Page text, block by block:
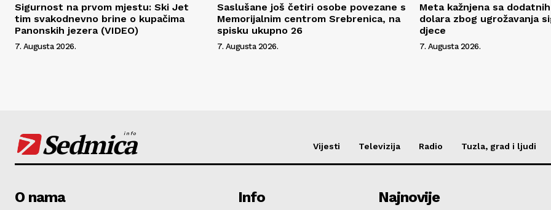
Sigurnost na prvom mjestu: Ski Jet
tim svakodnevno brine o kupačima
Panonskih jezera (VIDEO)
7. Augusta 2026.
Saslušane još četiri osobe povezane s
Memorijalnim centrom Srebrenica, na
spisku ukupno 26
7. Augusta 2026.
Meta kažnjena sa
dolara zbog ugrožavanja
djece
7. Augusta 2026.
Sedmica
info
Vijesti Televizija Radio Tuzla, grad i ljudi
O nama Info Najnovije